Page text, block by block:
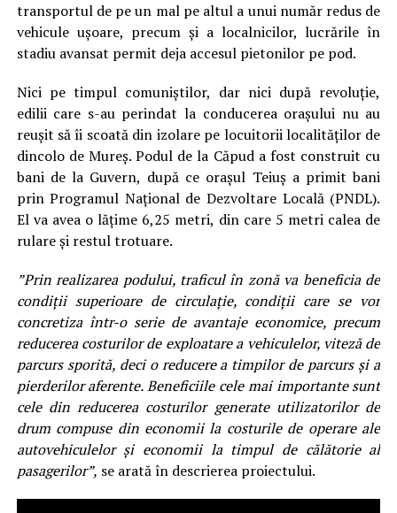
transportul de pe un mal pe altul a unui număr redus de
vehicule ușoare, precum și a localnicilor, lucrările în
stadiu avansat permit deja accesul pietonilor pe pod.
Nici pe timpul comuniștilor, dar nici după revoluție,
edilii care s-au perindat la conducerea orașului nu au
reușit să îi scoată din izolare pe locuitorii localităților de
dincolo de Mureș. Podul de la Căpud a fost construit cu
bani de la Guvern, după ce orașul Teiuș a primit bani
prin Programul Național de Dezvoltare Locală (PNDL).
El va avea o lățime 6,25 metri, din care 5 metri calea de
rulare și restul trotuare.
”Prin realizarea podului, traficul în zonă va beneficia de
condiții superioare de circulație, condiții care se vor
concretiza într-o serie de avantaje economice, precum
reducerea costurilor de exploatare a vehiculelor, viteză de
parcurs sporită, deci o reducere a timpilor de parcurs și a
pierderilor aferente. Beneficiile cele mai importante sunt
cele din reducerea costurilor generate utilizatorilor de
drum compuse din economii la costurile de operare ale
autovehiculelor și economii la timpul de călătorie al
pasagerilor”, se arată în descrierea proiectului.